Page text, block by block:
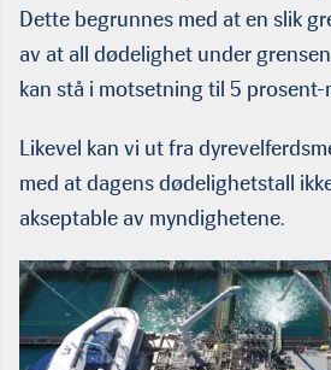
Dette begrunnes med at en slik
av at all dødelighet under
kan stå i motsetning til 5
Likevel kan vi ut fra
med at dagens dødelighetstall
akseptable av myndighetene.